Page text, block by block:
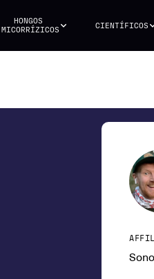
HONGOS
MICORRÍZICOS
CIENTÍFICOS